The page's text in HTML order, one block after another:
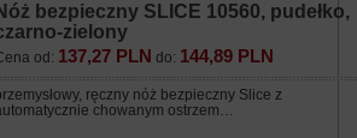
bezpieczny SLICE 10560, pudełko,
zielony
od: 137,27 PLN do: 144,89 PLN
ręczny nóż bezpieczny Slice z
chowanym ostrzem…